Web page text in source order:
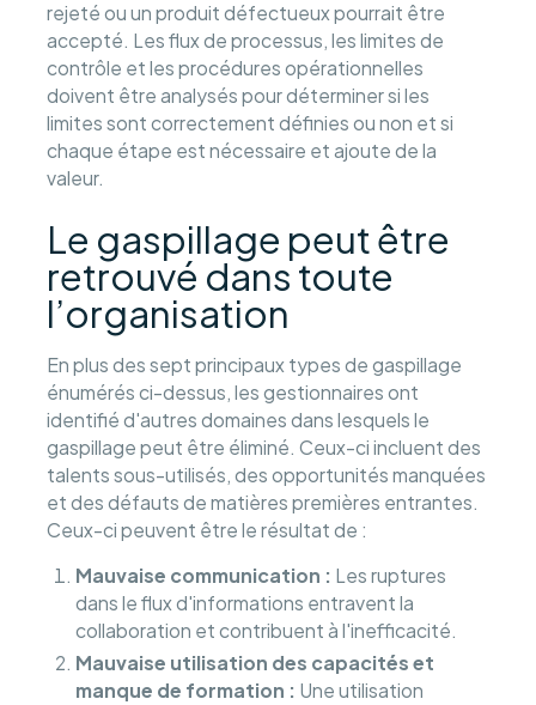
rejeté ou un produit défectueux pourrait être
accepté. Les flux de processus, les limites de
contrôle et les procédures opérationnelles
doivent être analysés pour déterminer si les
limites sont correctement définies ou non et si
chaque étape est nécessaire et ajoute de la
valeur.
Le gaspillage peut être
retrouvé dans toute
l’organisation
En plus des sept principaux types de gaspillage
énumérés ci-dessus, les gestionnaires ont
identifié d'autres domaines dans lesquels le
gaspillage peut être éliminé. Ceux-ci incluent des
talents sous-utilisés, des opportunités manquées
et des défauts de matières premières entrantes.
Ceux-ci peuvent être le résultat de :
Mauvaise communication : Les ruptures
dans le flux d'informations entravent la
collaboration et contribuent à l'inefficacité.
Mauvaise utilisation des capacités et
manque de formation : Une utilisation